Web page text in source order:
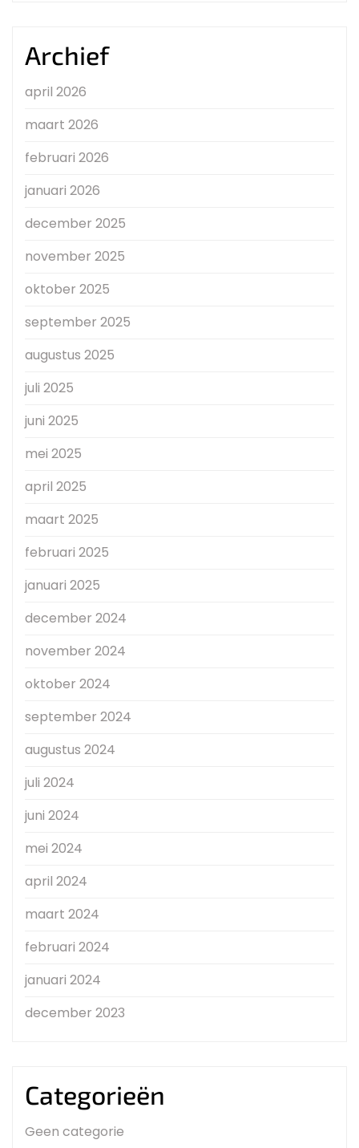
Archief
april 2026
maart 2026
februari 2026
januari 2026
december 2025
november 2025
oktober 2025
september 2025
augustus 2025
juli 2025
juni 2025
mei 2025
april 2025
maart 2025
februari 2025
januari 2025
december 2024
november 2024
oktober 2024
september 2024
augustus 2024
juli 2024
juni 2024
mei 2024
april 2024
maart 2024
februari 2024
januari 2024
december 2023
Categorieën
Geen categorie